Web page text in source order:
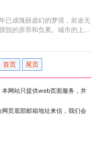
已成瑰丽虚幻的梦境，前途无
脱的原罪和负累。城市的上空
首页 尾页
网站只提供web页面服务，并
页底部邮箱地址来信，我们会